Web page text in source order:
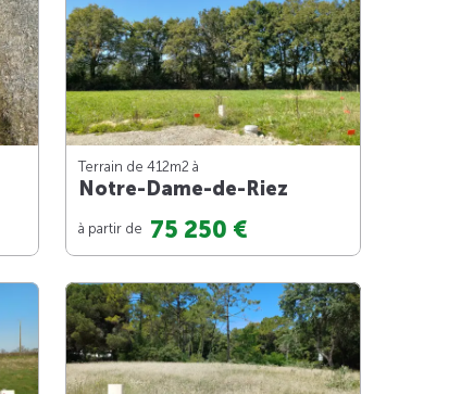
Terrain de 412m2 à
Notre-Dame-de-Riez
à partir de 75 250 €